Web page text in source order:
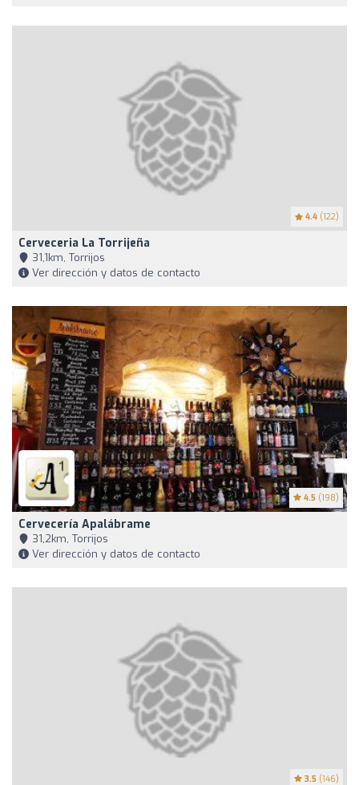
4.4 (122)
Cerveceria La Torrijeña
31,1km, Torrijos
Ver dirección y datos de contacto
4.5 (198)
Cervecería Apalábrame
31,2km, Torrijos
Ver dirección y datos de contacto
3.5 (146)